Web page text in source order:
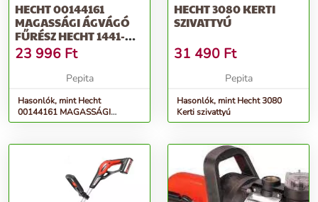
HECHT 00144161
MAGASSÁGI ÁGVÁGÓ
FŰRÉSZ HECHT 1441-
HEZ
23 996 Ft
Pepita
Hasonlók, mint Hecht
00144161 MAGASSÁGI
ÁGVÁGÓ FŰRÉSZ Hecht 1441-
HECHT 3080 KERTI
SZIVATTYÚ
31 490 Ft
Pepita
Hasonlók, mint Hecht 3080
Kerti szivattyú